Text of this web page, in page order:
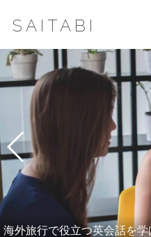
SAITABI
海外旅行で役立つ英会話を学